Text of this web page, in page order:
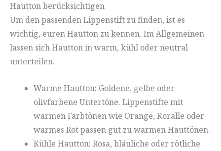
Hautton berücksichtigen
Um den passenden Lippenstift zu finden, ist es
wichtig, euren Hautton zu kennen. Im Allgemeinen
lassen sich Hautton in warm, kühl oder neutral
unterteilen.
Warme Hautton: Goldene, gelbe oder
olivfarbene Untertöne. Lippenstifte mit
warmen Farbtönen wie Orange, Koralle oder
warmes Rot passen gut zu warmen Hauttönen.
Kühle Hautton: Rosa, bläuliche oder rötliche